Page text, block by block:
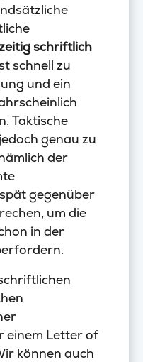
schriftlich
schnell zu
und ein
Taktische
genau zu
der
gegenüber
um die
in der
einem Letter of
können auch